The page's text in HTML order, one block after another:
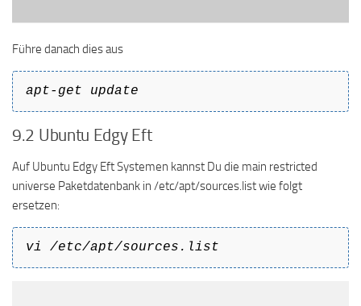
Führe danach dies aus
apt-get update
9.2 Ubuntu Edgy Eft
Auf Ubuntu Edgy Eft Systemen kannst Du die main restricted
universe Paketdatenbank in /etc/apt/sources.list wie folgt
ersetzen:
vi /etc/apt/sources.list